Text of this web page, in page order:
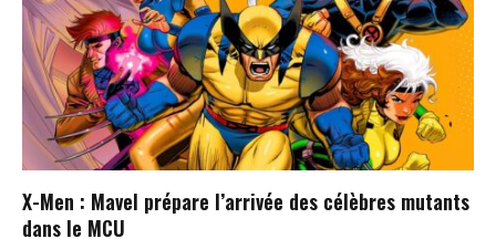
X-Men : Mavel prépare l’arrivée des célèbres mutants
dans le MCU